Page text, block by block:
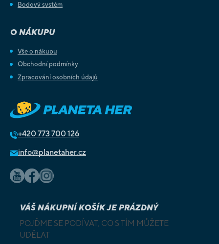
Bodový systém
O NÁKUPU
Vše o nákupu
Obchodní podmínky
Zpracování osobních údajů
+420 773 700 126
info@planetaher.cz
VÁŠ NÁKUPNÍ KOŠÍK JE PRÁZDNÝ
POJĎME SE PODÍVAT, CO S TÍM MŮŽETE
UDĚLAT